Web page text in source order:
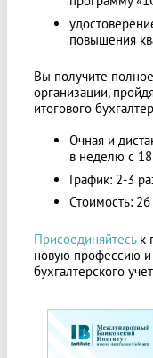
повышения
Вы получите
организации,
итогового
Очная и
в неделю с
График: 2-3
Стоимость:
Присоединяйтеськ
новую профессию и
бухгалтерского